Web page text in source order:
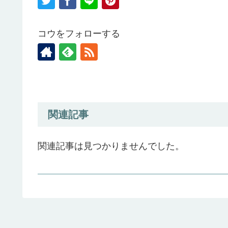
コウをフォローする
関連記事
関連記事は見つかりませんでした。